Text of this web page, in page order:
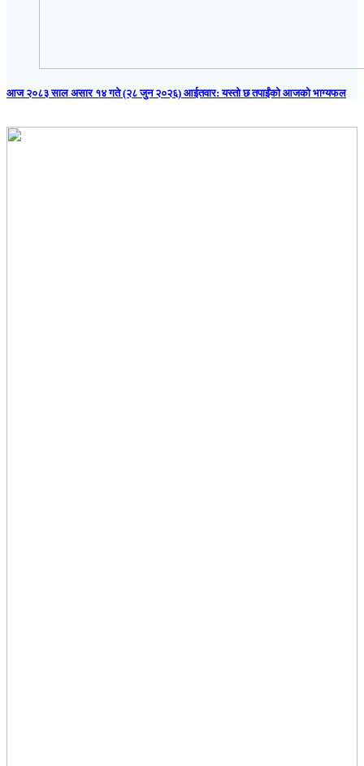
आज २०८३ साल असार १४ गते (२८ जुन २०२६) आईतवार: यस्तो छ तपाईंको आजको भाग्यफल